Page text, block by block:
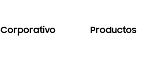
Corporativo Productos